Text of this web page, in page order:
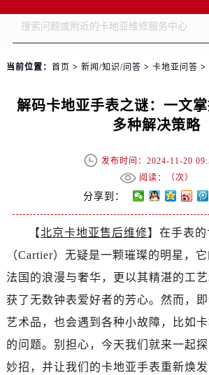
当前位置： 首页 > 新闻/知识/问答 > 卡地亚问答 >
解码卡地亚手表之谜：一文
多种解决策略
发布时间：2024-11-20
阅读：（次）
分享到：
【北京卡地亚售后维修】在手表
（Cartier）无疑是一颗璀璨的明星，
法国的浪漫与奢华，更以其精湛的工
获了无数钟表爱好者的芳心。然而，
艺术品，也会遇到各种小故障，比如
的问题。别担心，今天我们就来一起
妙招，并让我们的卡地亚手表重新焕发